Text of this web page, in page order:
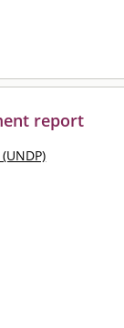
report